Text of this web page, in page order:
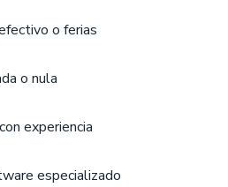
o ferias
o nula
experiencia
especializado